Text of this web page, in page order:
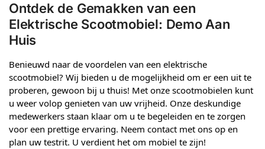
Ontdek de Gemakken van een
Elektrische Scootmobiel: Demo Aan
Huis
Benieuwd naar de voordelen van een elektrische
scootmobiel? Wij bieden u de mogelijkheid om er een uit te
proberen, gewoon bij u thuis! Met onze scootmobielen kunt
u weer volop genieten van uw vrijheid. Onze deskundige
medewerkers staan klaar om u te begeleiden en te zorgen
voor een prettige ervaring. Neem contact met ons op en
plan uw testrit. U verdient het om mobiel te zijn!